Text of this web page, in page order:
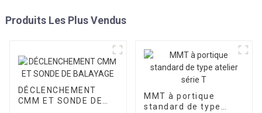
Produits Les Plus Vendus
DÉCLENCHEMENT
CMM ET SONDE DE
MMT à portique
standard de type